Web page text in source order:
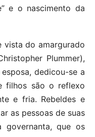
e o nascimento da
vista do amargurado
Plummer),
dedicou-se a
filhos são o reflexo
e fria. Rebeldes e
as pessoas de suas
governanta, que os